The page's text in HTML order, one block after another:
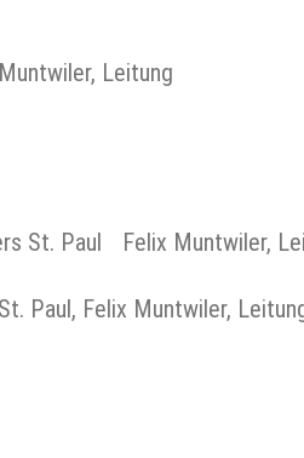
Leitung
St. Paul Felix Muntwiler,
Paul, Felix Muntwiler,